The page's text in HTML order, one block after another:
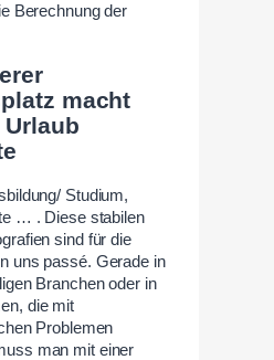
Berechnung der
macht
Studium,
… . Diese stabilen
sind für die
uns passé. Gerade in
Branchen oder in
die mit
Problemen
man mit einer